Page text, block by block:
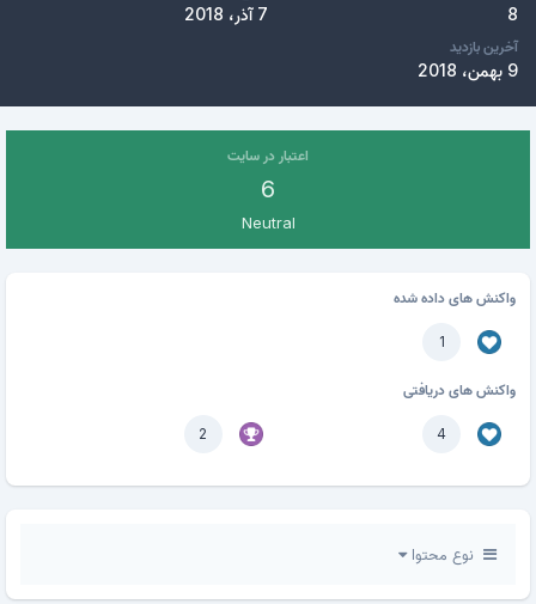
8 7 آذر، 2018
آخرین بازدید
9 بهمن، 2018
اعتبار در سایت
6
Neutral
واکنش های داده شده
واکنش های دریافتی
4
2
نوع محتوا